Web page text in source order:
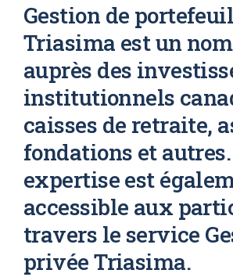
Gestion de
Triasima est un
auprès des
institutionnels
caisses de retraite,
fondations et
expertise est
accessible aux
travers le service
privée Triasima.